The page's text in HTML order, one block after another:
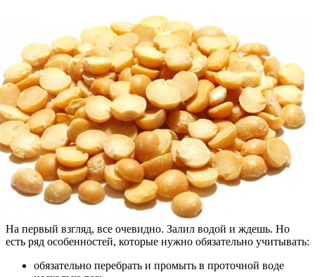
На первый взгляд, все очевидно. Залил водой и ждешь. Но
есть ряд особенностей, которые нужно обязательно учитывать:
обязательно перебрать и промыть в проточной воде